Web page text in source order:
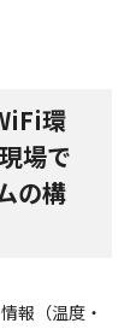
環
場で
の構
報（温度・